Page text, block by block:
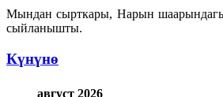
Мындан сырткары, Нарын
сыйланышты.
Күнүнө
август 2026